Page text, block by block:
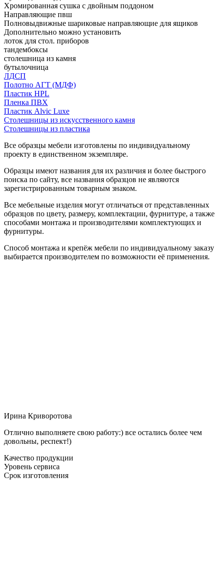
Хромированная сушка с двойным поддоном
Направляющие пвш
Полновыдвижные шариковые направляющие для ящиков
Дополнительно можно установить
лоток для стол. приборов
тандембоксы
столешница из камня
бутылочница
ЛДСП
Полотно АГТ (МДФ)
Пластик HPL
Пленка ПВХ
Пластик Alvic Luxe
Столешницы из искусственного камня
Столешницы из пластика
Все образцы мебели изготовлены по индивидуальному
проекту в единственном экземпляре.
Образцы имеют названия для их различия и более быстрого
поиска по сайту, все названия образцов не являются
зарегистрированным товарным знаком.
Все мебельные изделия могут отличаться от представленных
образцов по цвету, размеру, комплектации, фурнитуре, а также
способами монтажа и производителями комплектующих и
фурнитуры.
Способ монтажа и крепёж мебели по индивидуальному заказу
выбирается производителем по возможности её применения.
Ирина Криворотова
Отлично выполняете свою работу:) все остались более чем
довольны, респект!)
Качество продукции
Уровень сервиса
Срок изготовления